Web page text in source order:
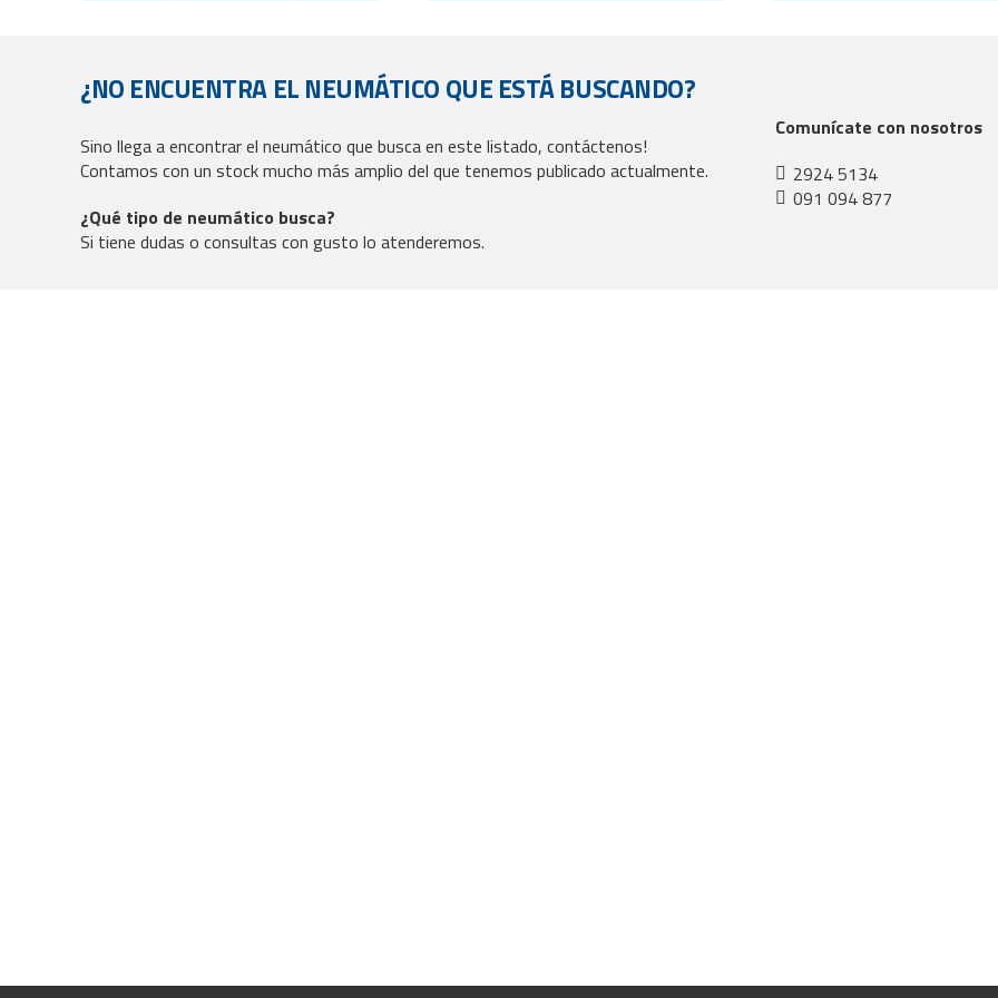
¿NO ENCUENTRA EL NEUMÁTICO QUE ESTÁ BUSCANDO?
Sino llega a encontrar el neumático que busca en este listado, contáctenos!
Contamos con un stock mucho más amplio del que tenemos publicado actualmente.
¿Qué tipo de neumático busca?
Si tiene dudas o consultas con gusto lo atenderemos.
Comunícate con nosotros
2924 5134
091 094 877